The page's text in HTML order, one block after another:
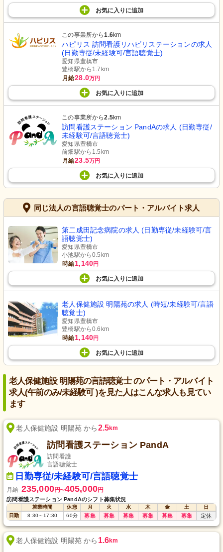
お気に入り に追加
この事業所から1.6km
ハピリス 訪問看護リハビリステーションの求人
(日勤専従/未経験可/言語聴覚士)
愛知県豊橋市
豊橋駅から1.7km
月給28.0万円
お気に入り に追加
この事業所から2.5km
訪問看護ステーション PandAの求人 (日勤専従/
未経験可/言語聴覚士)
愛知県豊橋市
前畑駅から1.5km
月給23.5万円
お気に入り に追加
同じ法人の言語聴覚士のパート・アルバイト求人
第二成田記念病院の求人 (日勤専従/未経験可/言
語聴覚士)
愛知県豊橋市
小池駅から0.5km
時給1,140円
お気に入り に追加
老人保健施設 明陽苑の求人 (時短/未経験可/言語
聴覚士)
愛知県豊橋市
豊橋駅から0.6km
時給1,140円
お気に入り に追加
老人保健施設 明陽苑の言語聴覚士 のパート・アルバイト
求人(午前のみ/未経験可 )を見た人はこんな求人も見てい
ます
老人保健施設 明陽苑 から2.5km
訪問看護ステーション PandA
訪問看護
言語聴覚士
日勤専従/未経験可/言語聴覚士
月給 235,000円〜405,000円
訪問看護ステーション PandAのシフト募集状況
就業時間 休憩 月 火 水 木 金 土
日
日勤
8:30～17:30 60分 募集 募集 募集 募集 募集 募集 定休
老人保健施設 明陽苑 から 1.6km